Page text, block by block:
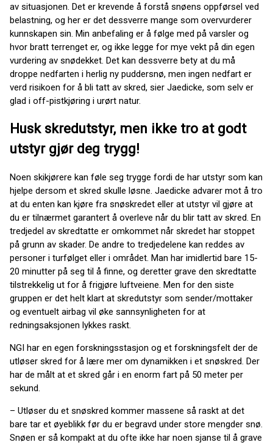
av situasjonen. Det er krevende å forstå snøens oppførsel ved
belastning, og her er det dessverre mange som overvurderer
kunnskapen sin. Min anbefaling er å følge med på varsler og
hvor bratt terrenget er, og ikke legge for mye vekt på din egen
vurdering av snødekket. Det kan dessverre bety at du må
droppe nedfarten i herlig ny puddersnø, men ingen nedfart er
verd risikoen for å bli tatt av skred, sier Jaedicke, som selv er
glad i off-pistkjøring i urørt natur.
Husk skredutstyr, men ikke tro at godt
utstyr gjør deg trygg!
Noen skikjørere kan føle seg trygge fordi de har utstyr som kan
hjelpe dersom et skred skulle løsne. Jaedicke advarer mot å tro
at du enten kan kjøre fra snøskredet eller at utstyr vil gjøre at
du er tilnærmet garantert å overleve når du blir tatt av skred. En
tredjedel av skredtatte er omkommet når skredet har stoppet
på grunn av skader. De andre to tredjedelene kan reddes av
personer i turfølget eller i området. Man har imidlertid bare 15-
20 minutter på seg til å finne, og deretter grave den skredtatte
tilstrekkelig ut for å frigjøre luftveiene. Men for den siste
gruppen er det helt klart at skredutstyr som sender/mottaker
og eventuelt airbag vil øke sannsynligheten for at
redningsaksjonen lykkes raskt.
NGI har en egen forskningsstasjon og et forskningsfelt der de
utløser skred for å lære mer om dynamikken i et snøskred. Der
har de målt at et skred går i en enorm fart på 50 meter per
sekund.
– Utløser du et snøskred kommer massene så raskt at det
bare tar et øyeblikk før du er begravd under store mengder snø.
Snøen er så kompakt at du ofte ikke har noen sjanse til å grave